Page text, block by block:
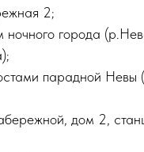
2;
города
парадной
дом 2,